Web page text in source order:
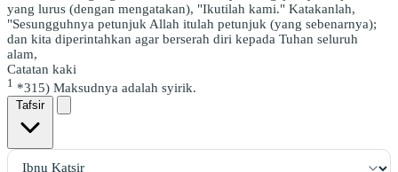
yang lurus (dengan mengatakan), "Ikutilah kami." Katakanlah,
"Sesungguhnya petunjuk Allah itulah petunjuk (yang sebenarnya);
dan kita diperintahkan agar berserah diri kepada Tuhan seluruh
alam,
Catatan kaki
1 *315) Maksudnya adalah syirik.
Tafsir